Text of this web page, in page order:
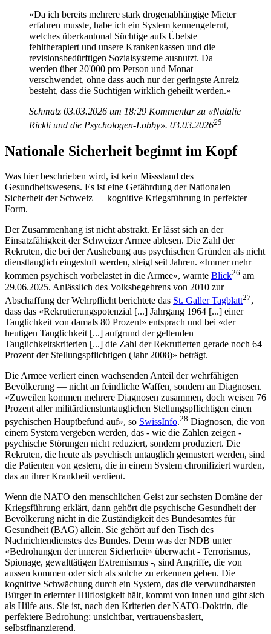
«Da ich bereits mehrere stark drogenabhängige Mieter
erfahren musste, habe ich ein System kennengelernt,
welches überkantonal Süchtige aufs Übelste
fehltherapiert und unsere Krankenkassen und die
revisionsbedürftigen Sozialsysteme ausnutzt. Da
werden über 20'000 pro Person und Monat
verschwendet, ohne dass auch nur der geringste Anreiz
besteht, dass die Süchtigen wirklich geheilt werden.»
Schmatz 03.03.2026 um 18:29 Kommentar zu «Natalie
Rickli und die Psychologen-Lobby». 03.03.202625
Nationale Sicherheit beginnt im Kopf
Was hier beschrieben wird, ist kein Missstand des
Gesundheitswesens. Es ist eine Gefährdung der Nationalen
Sicherheit der Schweiz — kognitive Kriegsführung in perfekter
Form.
Der Zusammenhang ist nicht abstrakt. Er lässt sich an der
Einsatzfähigkeit der Schweizer Armee ablesen. Die Zahl der
Rekruten, die bei der Aushebung aus psychischen Gründen als nicht
diensttauglich eingestuft werden, steigt seit Jahren. «Immer mehr
kommen psychisch vorbelastet in die Armee», warnte Blick26 am
29.06.2025. Anlässlich des Volksbegehrens von 2010 zur
Abschaffung der Wehrpflicht berichtete das St. Galler Tagblatt27,
dass das «Rekrutierungspotenzial [...] Jahrgang 1964 [...] einer
Tauglichkeit von damals 80 Prozent» entsprach und bei «der
heutigen Tauglichkeit [...] aufgrund der geltenden
Tauglichkeitskriterien [...] die Zahl der Rekrutierten gerade noch 64
Prozent der Stellungspflichtigen (Jahr 2008)» beträgt.
Die Armee verliert einen wachsenden Anteil der wehrfähigen
Bevölkerung — nicht an feindliche Waffen, sondern an Diagnosen.
«Zuweilen kommen mehrere Diagnosen zusammen, doch weisen 76
Prozent aller militärdienstuntauglichen Stellungspflichtigen einen
psychischen Hauptbefund auf», so SwissInfo.28 Diagnosen, die von
einem System vergeben werden, das - wie die Zahlen zeigen -
psychische Störungen nicht reduziert, sondern produziert. Die
Rekruten, die heute als psychisch untauglich gemustert werden, sind
die Patienten von gestern, die in einem System chronifiziert wurden,
das an ihrer Krankheit verdient.
Wenn die NATO den menschlichen Geist zur sechsten Domäne der
Kriegsführung erklärt, dann gehört die psychische Gesundheit der
Bevölkerung nicht in die Zuständigkeit des Bundesamtes für
Gesundheit (BAG) allein. Sie gehört auf den Tisch des
Nachrichtendienstes des Bundes. Denn was der NDB unter
«Bedrohungen der inneren Sicherheit» überwacht - Terrorismus,
Spionage, gewalttätigen Extremismus -, sind Angriffe, die von
aussen kommen oder sich als solche zu erkennen geben. Die
kognitive Schwächung durch ein System, das die verwundbarsten
Bürger in erlernter Hilflosigkeit hält, kommt von innen und gibt sich
als Hilfe aus. Sie ist, nach den Kriterien der NATO-Doktrin, die
perfektere Bedrohung: unsichtbar, vertrauensbasiert,
selbstfinanzierend.